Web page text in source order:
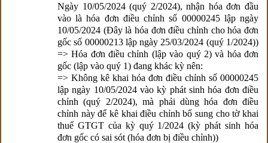
Ngày 10/05/2024 (quý 2/2024), nhận hóa đơn đầu
vào là hóa đơn điều chỉnh số 00000245 lập ngày
10/05/2024 (Đây là hóa đơn điều chỉnh cho hóa đơn
gốc số 00000213 lập ngày 25/03/2024 (quý 1/2024))
=> Hóa đơn điều chỉnh (lập vào quý 2) và hóa đơn
gốc (lập vào quý 1) đang khác kỳ nên:
=> Không kê khai hóa đơn điều chỉnh số 00000245
lập ngày 10/05/2024vào kỳ phát sinh hóa đơn điều
chỉnh (quý 2/2024), mà phải dùng hóa đơn điều
chỉnh này để kê khai điều chỉnh bổ sung cho tờ khai
thuế GTGT của kỳ quý 1/2024 (kỳ phát sinh hóa
đơn gốc có sai sót (hóa đơn bị điều chỉnh))